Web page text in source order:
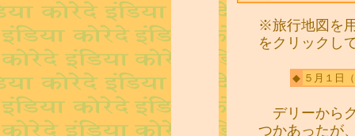
※旅行地図を
をクリックし
◆ ５月１日
デリーから
つかあったが